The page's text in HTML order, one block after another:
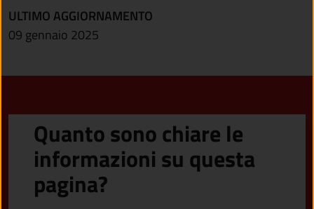
ULTIMO AGGIORNAMENTO
09 gennaio 2025
Quanto sono chiare le
informazioni su questa
pagina?